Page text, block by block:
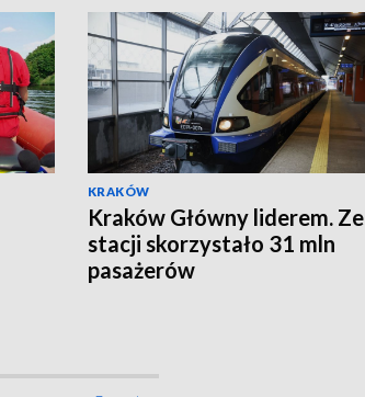
KRAKÓW
Kraków Główny liderem. Ze
stacji skorzystało 31 mln
pasażerów